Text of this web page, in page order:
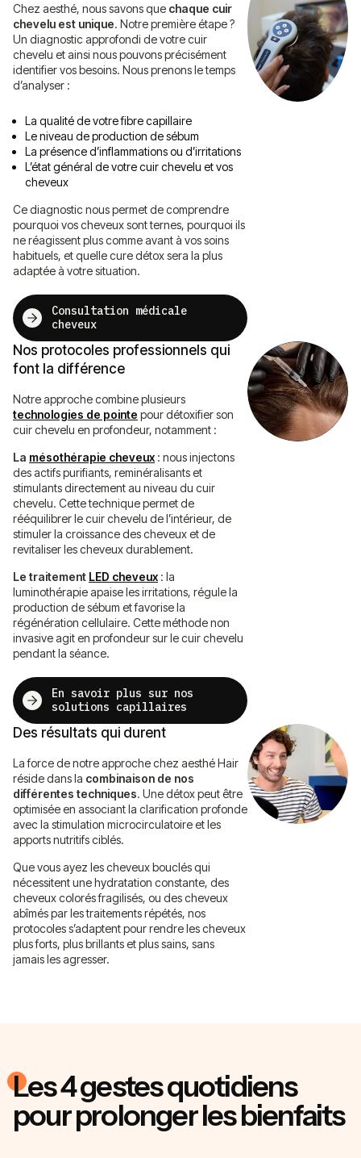
Chez aesthé, nous savons que chaque cuir
chevelu est unique. Notre première étape ?
Un diagnostic approfondi de votre cuir
chevelu et ainsi nous pouvons précisément
identifier vos besoins. Nous prenons le temps
d’analyser :
La qualité de votre fibre capillaire
Le niveau de production de sébum
La présence d’inflammations ou d’irritations
L’état général de votre cuir chevelu et vos
cheveux
Ce diagnostic nous permet de comprendre
pourquoi vos cheveux sont ternes, pourquoi ils
ne réagissent plus comme avant à vos soins
habituels, et quelle cure détox sera la plus
adaptée à votre situation.
Consultation médicale
cheveux
Nos protocoles professionnels qui
font la différence
Notre approche combine plusieurs
technologies de pointe pour détoxifier son
cuir chevelu en profondeur, notamment :
La mésothérapie cheveux : nous injectons
des actifs purifiants, reminéralisants et
stimulants directement au niveau du cuir
chevelu. Cette technique permet de
rééquilibrer le cuir chevelu de l’intérieur, de
stimuler la croissance des cheveux et de
revitaliser les cheveux durablement.
Le traitement LED cheveux : la
luminothérapie apaise les irritations, régule la
production de sébum et favorise la
régénération cellulaire. Cette méthode non
invasive agit en profondeur sur le cuir chevelu
pendant la séance.
En savoir plus sur nos
solutions capillaires
Des résultats qui durent
La force de notre approche chez aesthé Hair
réside dans la combinaison de nos
différentes techniques. Une détox peut être
optimisée en associant la clarification profonde
avec la stimulation microcirculatoire et les
apports nutritifs ciblés.
Que vous ayez les cheveux bouclés qui
nécessitent une hydratation constante, des
cheveux colorés fragilisés, ou des cheveux
abîmés par les traitements répétés, nos
protocoles s’adaptent pour rendre les cheveux
plus forts, plus brillants et plus sains, sans
jamais les agresser.
Les 4 gestes quotidiens
pour prolonger les bienfaits